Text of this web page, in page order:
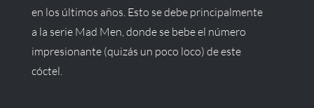
en los últimos años. Esto se debe principalmente
a la serie Mad Men, donde se bebe el número
impresionante (quizás un poco loco) de este
cóctel.